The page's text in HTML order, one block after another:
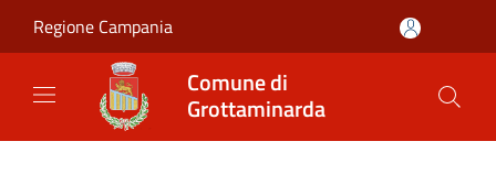
Regione Campania
Comune di
Grottaminarda